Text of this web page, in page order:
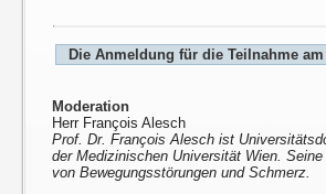
Die Anmeldung für die Teilnahme
Moderation
Herr François Alesch
Prof. Dr. François Alesch ist
der Medizinischen Universität Wien.
von Bewegungsstörungen und Schmerz.